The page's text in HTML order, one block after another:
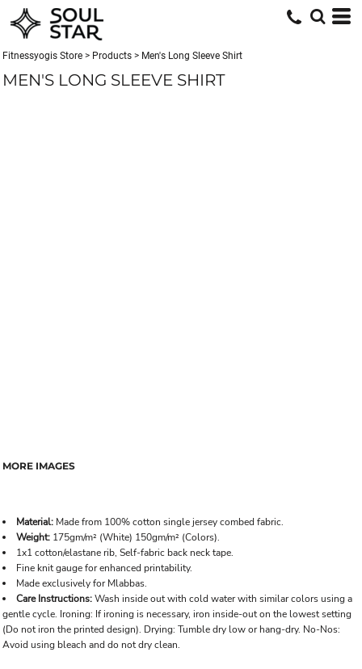
Fitnessyogis Store > Products > Men's Long Sleeve Shirt
MEN'S LONG SLEEVE SHIRT
MORE IMAGES
Material: Made from 100% cotton single jersey combed fabric.
Weight: 175gm/m² (White) 150gm/m² (Colors).
1x1 cotton/elastane rib, Self-fabric back neck tape.
Fine knit gauge for enhanced printability.
Made exclusively for Mlabbas.
Care Instructions:Wash inside out with cold water with similar colors using a
gentle cycle. Ironing: If ironing is necessary, iron inside-out on the lowest setting
(Do not iron the printed design). Drying: Tumble dry low or hang-dry. No-Nos:
Avoid using bleach and do not dry clean.